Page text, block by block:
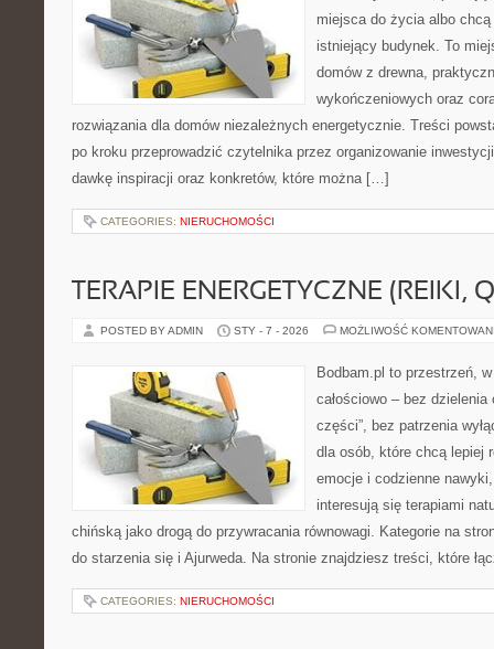
miejsca do życia albo
istniejący budynek. To
domów z drewna,
wykończeniowych oraz
rozwiązania dla domów niezależnych energetycznie. Treści
po kroku przeprowadzić czytelnika przez organizowanie
dawkę inspiracji oraz konkretów, które można […]
CATEGORIES: NIERUCHOMOŚCI
TERAPIE ENERGETYCZNE (REIKI,
POSTED BY ADMIN STY - 7 - 2026 MOŻLIWOŚĆ
Bodbam.pl to przestrzeń,
całościowo – bez dzielenia
części”, bez patrzenia
dla osób, które chcą lepiej
emocje i codzienne
interesują się terapiami
chińską jako drogą do przywracania równowagi. Kategorie na
do starzenia się i Ajurweda. Na stronie znajdziesz treści, które
CATEGORIES: NIERUCHOMOŚCI